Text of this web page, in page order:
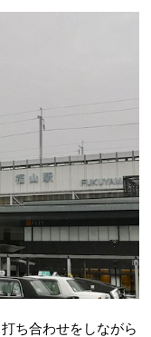
ち合わせをしながら